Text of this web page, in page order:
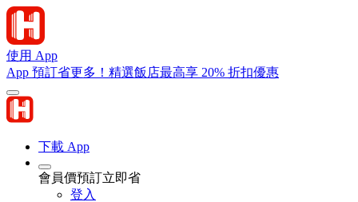
使用 App
App 預訂省更多！精選飯店最高享 20% 折扣優惠
下載 App
會員價預訂立即省
登入